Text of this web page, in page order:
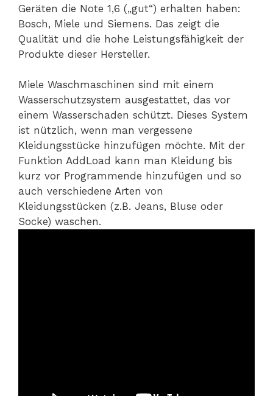
Geräten die Note 1,6 („gut“) erhalten haben:
Bosch, Miele und Siemens. Das zeigt die
Qualität und die hohe Leistungsfähigkeit der
Produkte dieser Hersteller.
Miele Waschmaschinen sind mit einem
Wasserschutzsystem ausgestattet, das vor
einem Wasserschaden schützt. Dieses System
ist nützlich, wenn man vergessene
Kleidungsstücke hinzufügen möchte. Mit der
Funktion AddLoad kann man Kleidung bis
kurz vor Programmende hinzufügen und so
auch verschiedene Arten von
Kleidungsstücken (z.B. Jeans, Bluse oder
Socke) waschen.